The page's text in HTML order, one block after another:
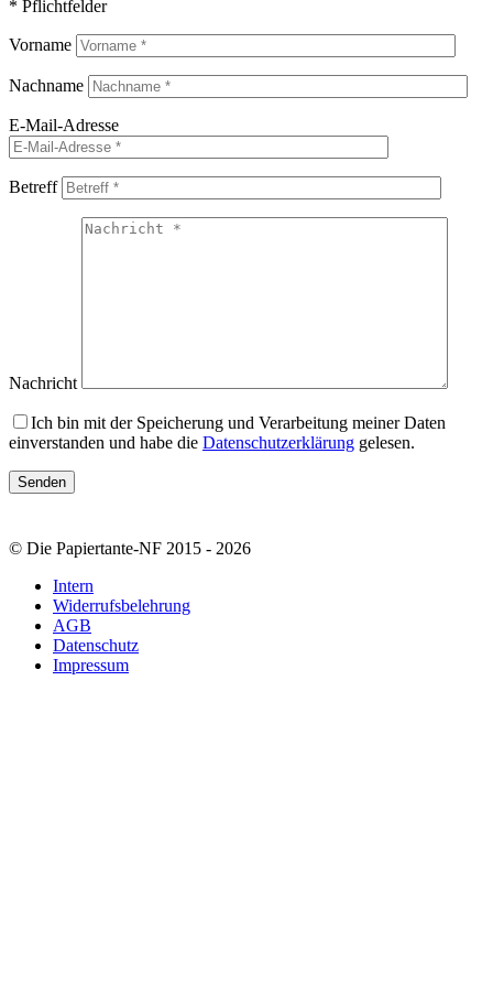
* Pflichtfelder
Vorname
Nachname
E-Mail-Adresse
Betreff
Nachricht
Ich bin mit der Speicherung und Verarbeitung meiner Daten
einverstanden und habe die Datenschutzerklärung gelesen.
© Die Papiertante-NF 2015 - 2026
Intern
Widerrufsbelehrung
AGB
Datenschutz
Impressum